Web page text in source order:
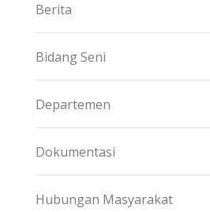
Berita
Bidang Seni
Departemen
Dokumentasi
Hubungan Masyarakat